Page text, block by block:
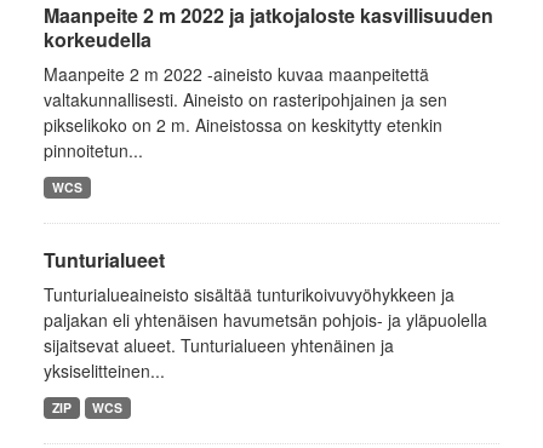
Maanpeite 2 m 2022 ja jatkojaloste kasvillisuuden
korkeudella
Maanpeite 2 m 2022 -aineisto kuvaa maanpeitettä
valtakunnallisesti. Aineisto on rasteripohjainen ja sen
pikselikoko on 2 m. Aineistossa on keskitytty etenkin
pinnoitetun...
WCS
Tunturialueet
Tunturialueaineisto sisältää tunturikoivuvyöhykkeen ja
paljakan eli yhtenäisen havumetsän pohjois- ja yläpuolella
sijaitsevat alueet. Tunturialueen yhtenäinen ja
yksiselitteinen...
ZIP WCS